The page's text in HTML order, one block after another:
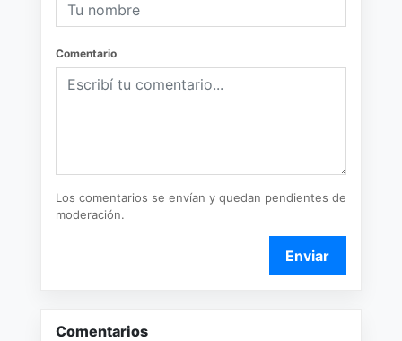
Comentario
Los comentarios se envían y quedan pendientes de
moderación.
Enviar
Comentarios